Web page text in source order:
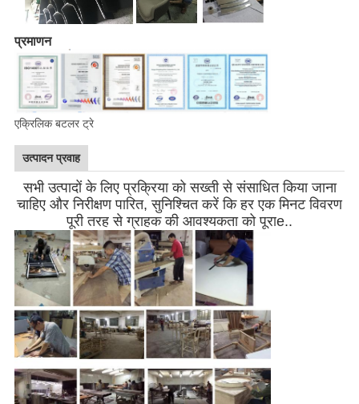
प्रमाणन
एक्रिलिक बटलर ट्रे
उत्पादन प्रवाह
सभी उत्पादों के लिए प्रक्रिया को सख्ती से संसाधित किया जाना
चाहिए और निरीक्षण पारित, सुनिश्चित करें कि हर एक मिनट विवरण
पूरी तरह से ग्राहक की आवश्यकता को पूराe..